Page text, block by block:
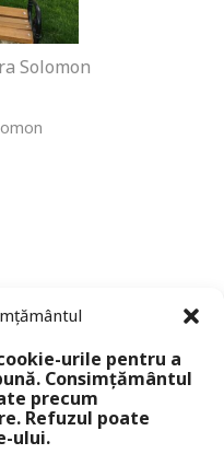
urile pentru a
Consimțământul
precum
Refuzul poate
ului.
Solomon